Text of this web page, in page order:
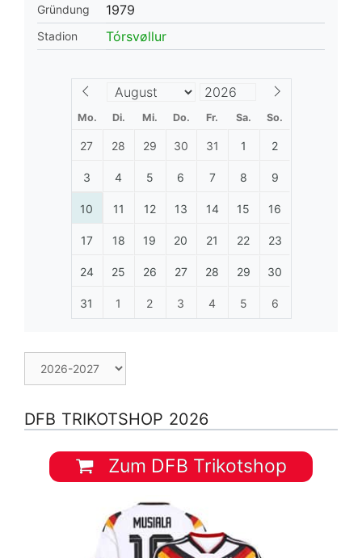
Gründung 1979
Stadion Tórsvøllur
Mo. Di. Mi. Do. Fr. Sa. So.
27 28 29 30 31 1 2
3 4 5 6 7 8 9
10 11 12 13 14 15 16
17 18 19 20 21 22 23
24 25 26 27 28 29 30
31 1 2 3 4 5 6
DFB TRIKOTSHOP 2026
Zum DFB Trikotshop